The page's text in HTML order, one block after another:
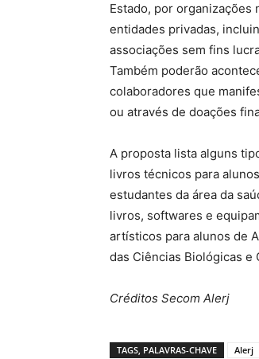
Estado, por organizações
entidades privadas,
associações sem fins
Também poderão
colaboradores que
ou através de doações
A proposta lista alguns
livros técnicos para
estudantes da área da
livros, softwares e
artísticos para alunos de
das Ciências Biológicas e
Créditos Secom Alerj
TAGS, PALAVRAS-CHAVE Alerj